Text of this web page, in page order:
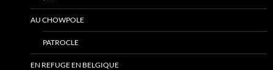
AU CHOWPOLE
PATROCLE
EN REFUGE EN BELGIQUE